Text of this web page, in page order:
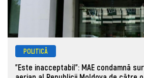
POLITICĂ
"Este inacceptabil": MAE condamnă